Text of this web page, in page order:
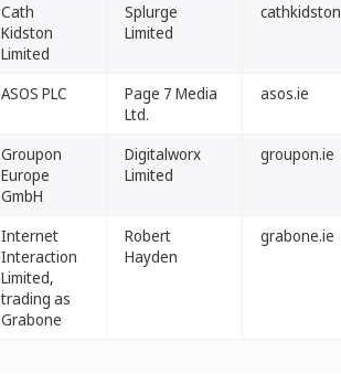
Cath
Kidston
Limited
Splurge
Limited
ASOS PLC
Page 7 Media
Ltd.
asos.ie
Groupon
Europe
GmbH
Digitalworx
Limited
groupon.ie
Internet
Interaction
Limited,
trading as
Grabone
Robert
Hayden
grabone.ie